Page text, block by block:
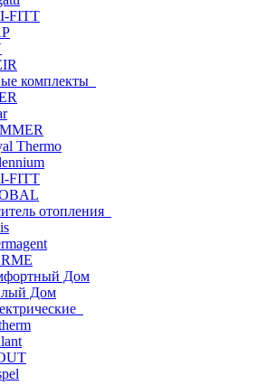
FITT
комплекты
Thermo
FITT
отопления
Дом
Дом